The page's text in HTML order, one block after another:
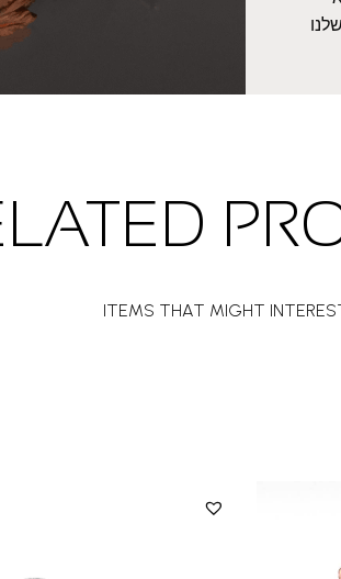
ITEMS THAT MIGHT